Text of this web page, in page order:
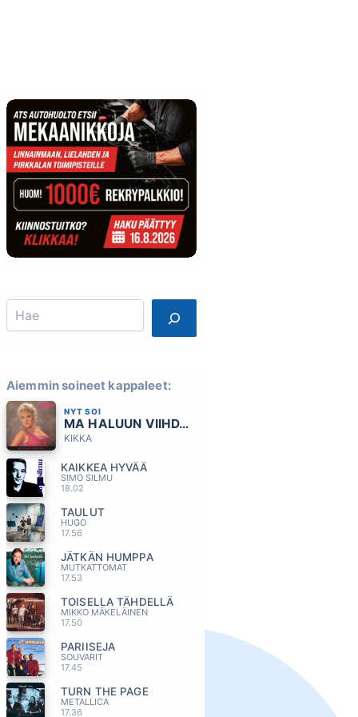
Search
Aiemmin soineet kappaleet:
NYT SOI
MA HALUUN VIIHDYTTAA
KIKKA
KAIKKEA HYVÄÄ
SIMO SILMU
18.02
TAULUT
HUGO
17.56
JÄTKÄN HUMPPA
MUTKATTOMAT
17.53
TOISELLA TÄHDELLÄ
MIKKO MÄKELÄINEN
17.50
PARIISEJA
SOUVARIT
17.45
TURN THE PAGE
METALLICA
17.36